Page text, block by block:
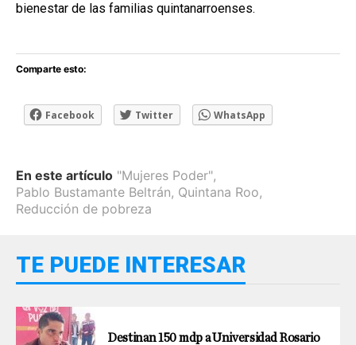
bienestar de las familias quintanarroenses.
Comparte esto:
Facebook Twitter WhatsApp
En este artículo "Mujeres Poder",
Pablo Bustamante Beltrán, Quintana Roo,
Reducción de pobreza
TE PUEDE INTERESAR
Destinan 150 mdp a Universidad Rosario